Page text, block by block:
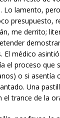
Lo lamento,
presupuesto,
me derrito;
El médico
el proceso que
o si asentía
Una
el trance de la